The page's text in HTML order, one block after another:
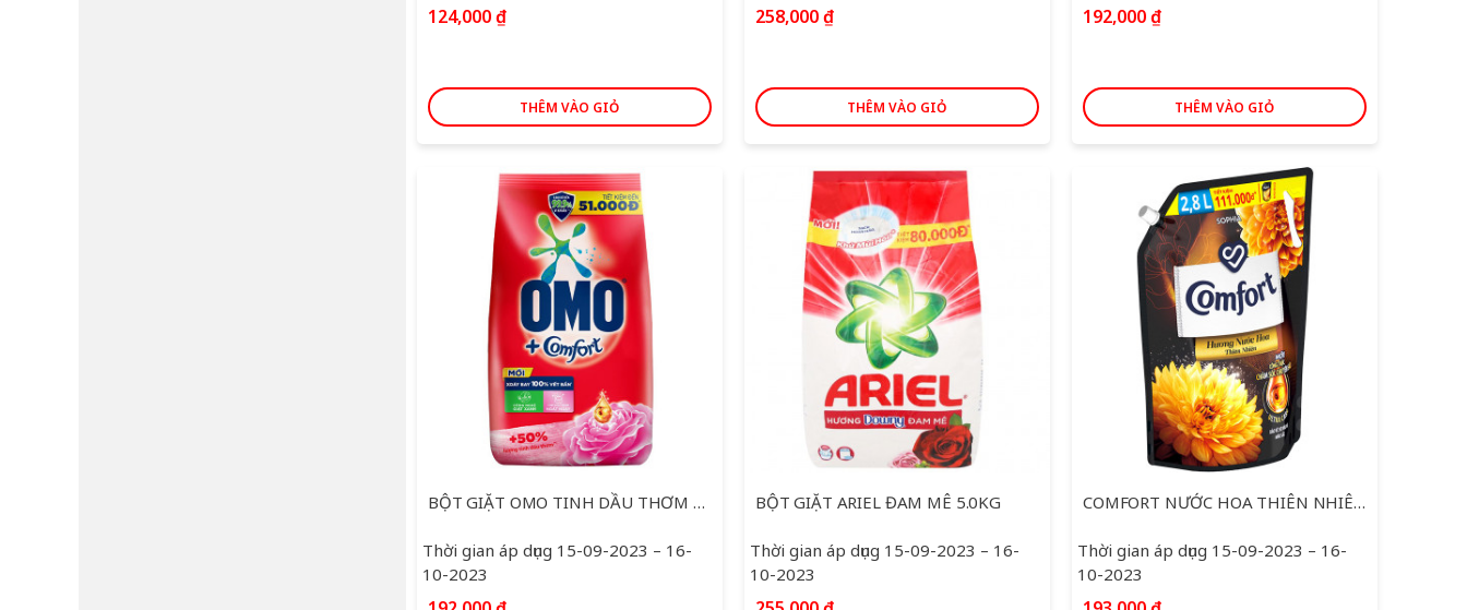
124,000₫
THÊM VÀO GIỎ
258,000₫
THÊM VÀO GIỎ
192,000₫
THÊM VÀO GIỎ
BỘT GIẶT OMO TINH DẦU THƠM DIỆU KỲ 4KG
Thời gian áp dụng 15-09-2023 – 16-
10-2023
BỘT GIẶT ARIEL ĐAM MÊ 5.0KG
Thời gian áp dụng 15-09-2023 – 16-
10-2023
COMFORT NƯỚC HOA THIÊN NHIÊN SOFIA TUI 2.8L
Thời gian áp dụng 15-09-2023 – 16-
10-2023